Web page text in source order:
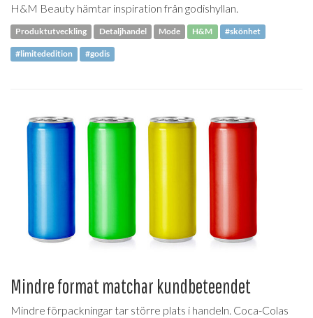
H&M Beauty hämtar inspiration från godishyllan.
Produktutveckling Detaljhandel Mode H&M #skönhet
#limitededition #godis
Mindre format matchar kundbeteendet
Mindre förpackningar tar större plats i handeln. Coca-Colas